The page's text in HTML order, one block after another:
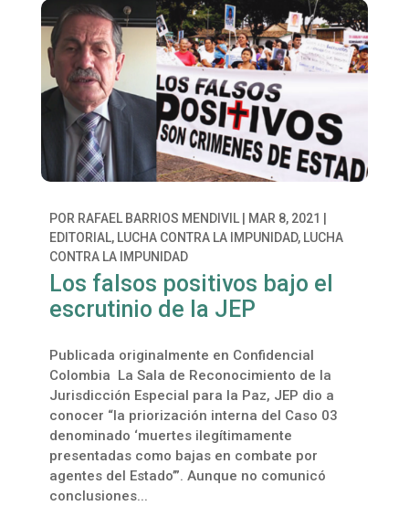
POR RAFAEL BARRIOS MENDIVIL| MAR 8, 2021
EDITORIAL, LUCHA CONTRA LA IMPUNIDAD, LUCHA
CONTRA LA IMPUNIDAD
Los falsos positivos bajo el
escrutinio de la JEP
Publicada originalmente en Confidencial
Colombia La Sala de Reconocimiento de la
Jurisdicción Especial para la Paz, JEP dio a
conocer “la priorización interna del Caso 03
denominado ‘muertes ilegítimamente
presentadas como bajas en combate por
agentes del Estado’”. Aunque no comunicó
conclusiones...